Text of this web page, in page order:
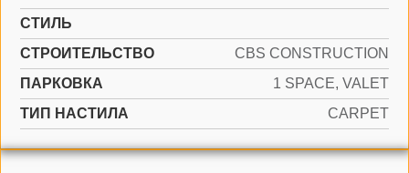
СТИЛЬ
CТРОИТЕЛЬСТВО
CBS CONSTRUCTION
ПАРКОВКА
1 SPACE, VALET
ТИП НАСТИЛА
CARPET